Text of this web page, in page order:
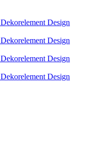
Design
Design
Design
Design